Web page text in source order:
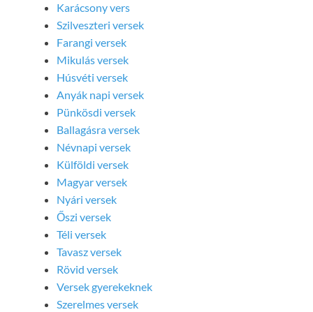
Karácsony vers
Szilveszteri versek
Farangi versek
Mikulás versek
Húsvéti versek
Anyák napi versek
Pünkösdi versek
Ballagásra versek
Névnapi versek
Külföldi versek
Magyar versek
Nyári versek
Őszi versek
Téli versek
Tavasz versek
Rövid versek
Versek gyerekeknek
Szerelmes versek